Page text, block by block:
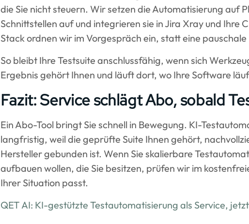
die Sie nicht steuern. Wir setzen die Automatisierung auf
Schnittstellen auf und integrieren sie in Jira Xray und Ihre
Stack ordnen wir im Vorgespräch ein, statt eine
So bleibt Ihre Testsuite anschlussfähig, wenn sich
Ergebnis gehört Ihnen und läuft dort, wo Ihre Software
Fazit: Service schlägt Abo, sobald
Ein Abo-Tool bringt Sie schnell in Bewegung. KI-
langfristig, weil die geprüfte Suite Ihnen gehört,
Hersteller gebunden ist. Wenn Sie skalierbare
aufbauen wollen, die Sie besitzen, prüfen wir im
Ihrer Situation passt.
QET AI: KI-gestützte Testautomatisierung als Service,